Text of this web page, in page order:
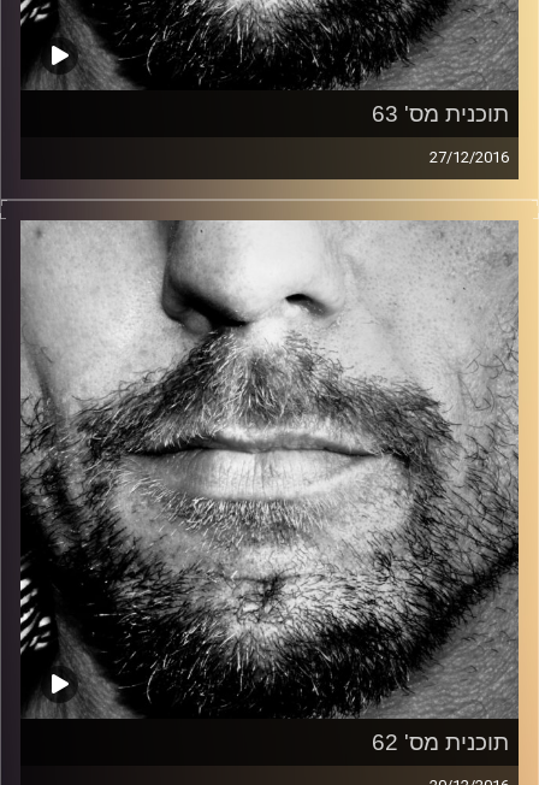
תוכנית מס' 63
27/12/2016
זיפים, מוזיקה מחוספסת של הופעות חיות. הרבה ג'אם, רוק,
בלוז, bluegrass, ג'אז, Fאנק, פרוגרסיב ואפילו אלקטרוניקה.
כל מה שחי, אמיתי ונושם.
עם שמוליק רגב.
קרדיט תמונות: David Goehring
תוכנית מס' 62